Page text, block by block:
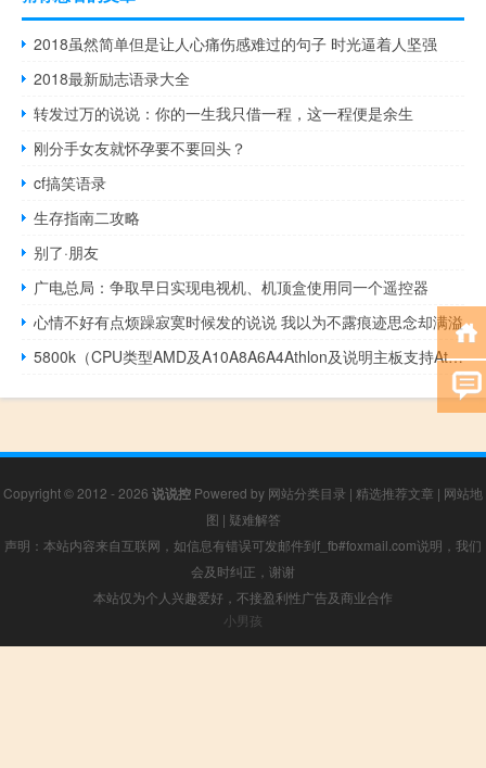
2018虽然简单但是让人心痛伤感难过的句子 时光逼着人坚强
2018最新励志语录大全
转发过万的说说：你的一生我只借一程，这一程便是余生
刚分手女友就怀孕要不要回头？
cf搞笑语录
生存指南二攻略
别了·朋友
广电总局：争取早日实现电视机、机顶盒使用同一个遥控器
心情不好有点烦躁寂寞时候发的说说 我以为不露痕迹思念却满溢
5800k（CPU类型AMD及A10A8A6A4Athlon及说明主板支持Athlon系列所有）
Copyright © 2012 - 2026 说说控 Powered by 网站分类目录 | 精选推荐文章 | 网站地
图 | 疑难解答
声明：本站内容来自互联网，如信息有错误可发邮件到f_fb#foxmail.com说明，我们
会及时纠正，谢谢
本站仅为个人兴趣爱好，不接盈利性广告及商业合作
小男孩